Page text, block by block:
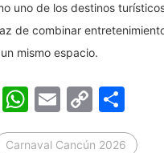
uno de los destinos
de combinar
mismo espacio.
Twitter
WhatsApp
Email
Copy
Link
Carnaval Cancún 2026